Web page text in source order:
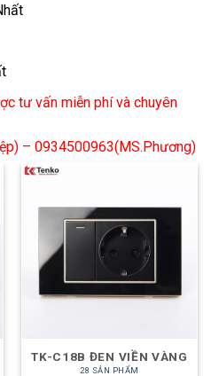
tư vấn miễn phí và chuyên
– 0934500963(MS.Phương)
TK-C18B ĐEN VIỀN VÀNG
28 SẢN PHẨM